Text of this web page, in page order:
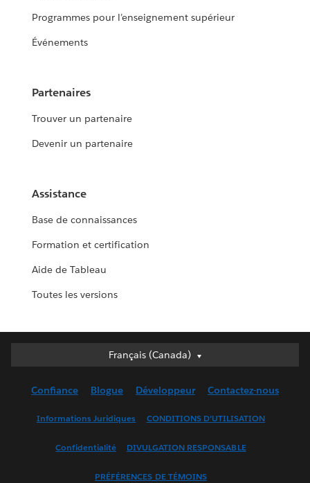
Programmes pour l’enseignement supérieur
Événements
Partenaires
Trouver un partenaire
Devenir un partenaire
Assistance
Base de connaissances
Formation et certification
Aide de Tableau
Toutes les versions
Français (Canada)
Français (Canada)
English (UK)
Français (France)
Confiance Blogue Développeur Contactez-nous
Informations Juridiques CONDITIONS D’UTILISATION
Confidentialité DIVULGATION RESPONSABLE
PRÉFÉRENCES DE TÉMOINS